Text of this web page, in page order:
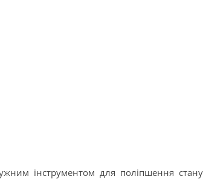
інструментом для поліпшення